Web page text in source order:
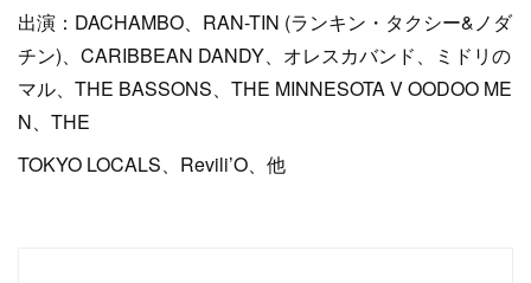
出演：DACHAMBO、RAN-TIN (ランキン・タクシー&ノダ
チン)、CARIBBEAN DANDY、オレスカバンド、ミドリの
マル、THE BASSONS、THE MINNESOTA V OODOO ME
N、THE
TOKYO LOCALS、Revili’O、他